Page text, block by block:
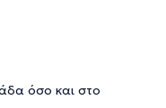
όσο και στο